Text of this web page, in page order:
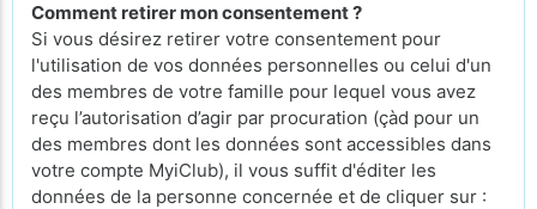
Comment retirer mon consentement ?
Si vous désirez retirer votre consentement pour
l'utilisation de vos données personnelles ou celui d'un
des membres de votre famille pour lequel vous avez
reçu l’autorisation d’agir par procuration (çàd pour un
des membres dont les données sont accessibles dans
votre compte MyiClub), il vous suffit d'éditer les
données de la personne concernée et de cliquer sur :